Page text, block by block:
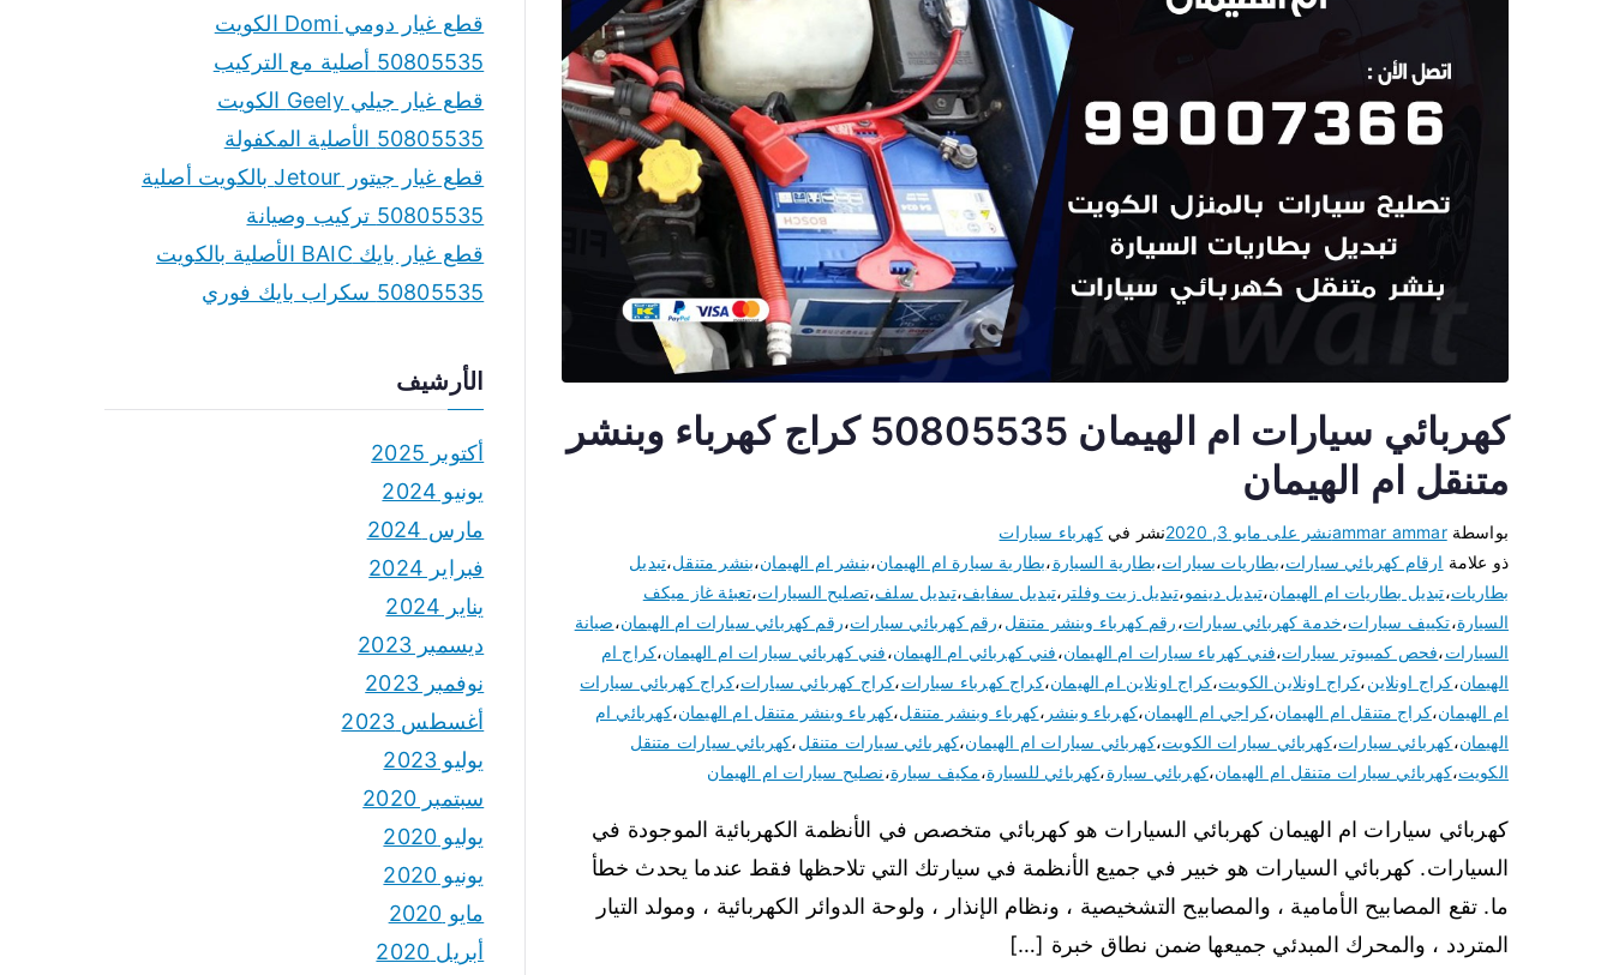
كهربائي سيارات ام الهيمان 50805535 كراج كهرباء وبنشر
متنقل ام الهيمان
بواسطةammar ammarنشر على مايو 3, 2020 نشر فيكهرباء سيارات
ذو علامة ارقام كهربائي سيارات،بطاريات سيارات،بطارية السيارة،بطارية سيارة ام الهيمان،بنشر ام الهيمان،بنشر متنقل،تبديل
بطاريات،تبديل بطاريات ام الهيمان،تبديل دينمو،تبديل زيت وفلتر ،تبديل سفايف،تبديل سلف،تصليح السيارات،تعبئة غاز ميكف
السيارة،تكييف سيارات،خدمة كهربائي سيارات،رقم كهرباء وبنشر متنقل،رقم كهربائي سيارات،رقم كهربائي سيارات ام الهيمان،صيانة
السيارات،فحص كمبيوتر سيارات،فني كهرباء سيارات ام الهيمان،فني كهربائي ام الهيمان،فني كهربائي سيارات ام الهيمان،كراج ام
الهيمان،كراج اونلاين،كراج اونلاين الكويت،كراج اونلاين ام الهيمان،كراج كهرباء سيارات،كراج كهربائي سيارات،كراج كهربائي سيارات
ام الهيمان،كراج متنقل ام الهيمان،كراجي ام الهيمان،كهرباء وبنشر ،كهرباء وبنشر متنقل،كهرباء وبنشر متنقل ام الهيمان،كهربائي ام
الهيمان،كهربائي سيارات،كهربائي سيارات الكويت،كهربائي سيارات ام الهيمان،كهربائي سيارات متنقل،كهربائي سيارات متنقل
الكويت،كهربائي سيارات متنقل ام الهيمان،كهربائي سيارة،كهربائي للسيارة،مكيف سيارة،نصليح سيارات ام الهيمان
كهربائي سيارات ام الهيمان كهربائي السيارات هو كهربائي متخصص في الأنظمة الكهربائية الموجودة في
السيارات. كهربائي السيارات هو خبير في جميع الأنظمة في سيارتك التي تلاحظها فقط عندما يحدث خطأ
ما. تقع المصابيح الأمامية ، والمصابيح التشخيصية ، ونظام الإنذار ، ولوحة الدوائر الكهربائية ، ومولد التيار
المتردد ، والمحرك المبدئي جميعها ضمن نطاق خبرة […]
قطع غيار دومي Domi الكويت
50805535 أصلية مع التركيب
قطع غيار جيلي Geely الكويت
50805535 الأصلية المكفولة
قطع غيار جيتور Jetour بالكويت أصلية
50805535 تركيب وصيانة
قطع غيار بايك BAIC الأصلية بالكويت
50805535 سكراب بايك فوري
الأرشيف
أكتوبر 2025
يونيو 2024
مارس 2024
فبراير 2024
يناير 2024
ديسمبر 2023
نوفمبر 2023
أغسطس 2023
يوليو 2023
سبتمبر 2020
يوليو 2020
يونيو 2020
مايو 2020
أبريل 2020